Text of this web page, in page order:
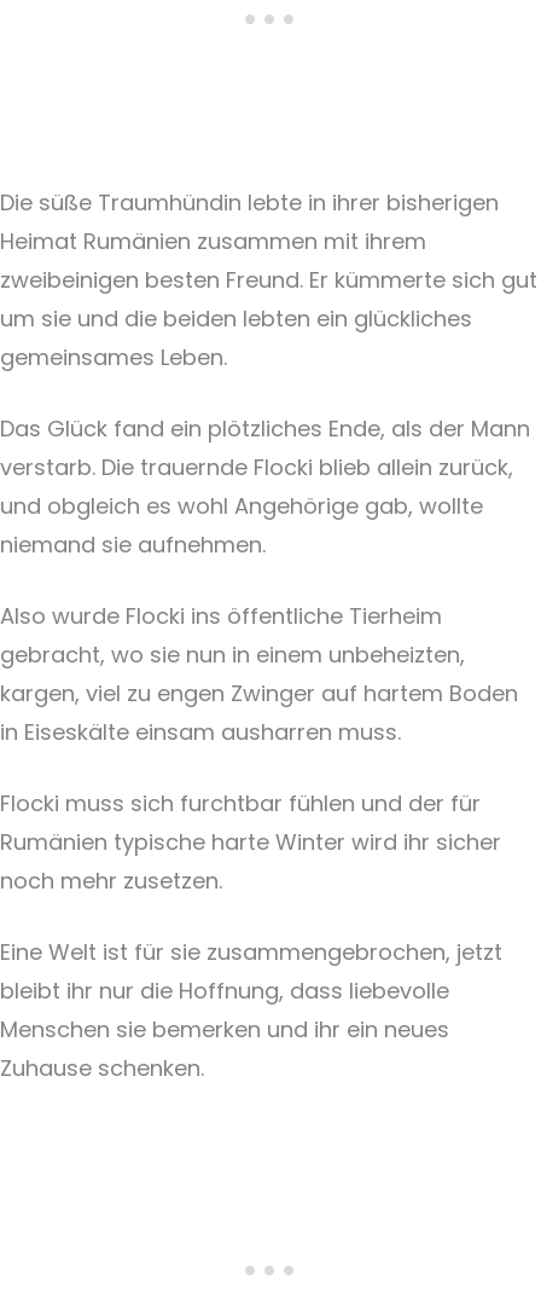
Die süße Traumhündin lebte in ihrer bisherigen
Heimat Rumänien zusammen mit ihrem
zweibeinigen besten Freund. Er kümmerte sich gut
um sie und die beiden lebten ein glückliches
gemeinsames Leben.
Das Glück fand ein plötzliches Ende, als der Mann
verstarb. Die trauernde Flocki blieb allein zurück,
und obgleich es wohl Angehörige gab, wollte
niemand sie aufnehmen.
Also wurde Flocki ins öffentliche Tierheim
gebracht, wo sie nun in einem unbeheizten,
kargen, viel zu engen Zwinger auf hartem Boden
in Eiseskälte einsam ausharren muss.
Flocki muss sich furchtbar fühlen und der für
Rumänien typische harte Winter wird ihr sicher
noch mehr zusetzen.
Eine Welt ist für sie zusammengebrochen, jetzt
bleibt ihr nur die Hoffnung, dass liebevolle
Menschen sie bemerken und ihr ein neues
Zuhause schenken.